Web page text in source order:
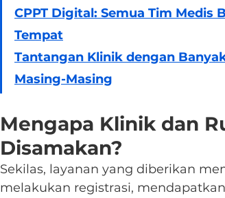
CPPT Digital: Semua Tim Medis
Tempat
Tantangan Klinik dengan
Masing-Masing
Mengapa Klinik dan
Disamakan?
Sekilas, layanan yang diberikan
melakukan registrasi,